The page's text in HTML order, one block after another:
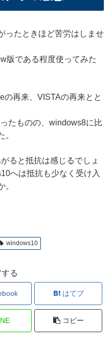
ったときほど苦労はしませ
版である程度使ってみた
再来、VISTAの再来とと
たものの、windows8に比
。
ると抵抗は感じるでしょ
へは抵抗も少なく受け入
。
windows10
る
はてブ
コピー